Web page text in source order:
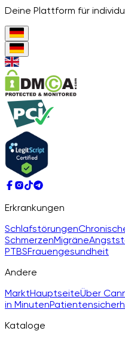
Deine Plattform für
Erkrankungen
Schlafstörungen
SchmerzenMigräne
PTBSFrauengesundheit
Andere
MarktHauptseiteÜber
in Minuten
Kataloge